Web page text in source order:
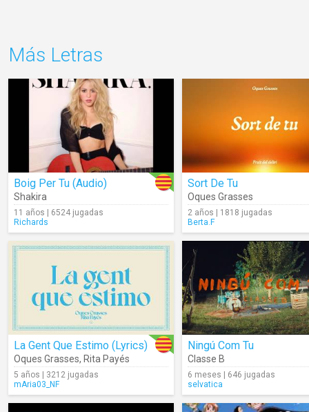
Más Letras
Boig Per Tu (Audio)
Shakira
11 años | 6524 jugadas
Richards
Sort De Tu
Oques Grasses
2 años | 1818 jugadas
Berta.F
La Gent Que Estimo (Lyrics)
Oques Grasses, Rita Payés
5 años | 3212 jugadas
mAria03_NF
Ningú Com Tu
Classe B
6 meses | 646 jugadas
selvatica